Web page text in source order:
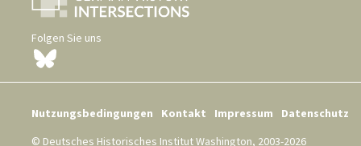
Folgen Sie uns
Nutzungsbedingungen Kontakt Impressum
Datenschutz
© Deutsches Historisches Institut Washington, 2003-2026